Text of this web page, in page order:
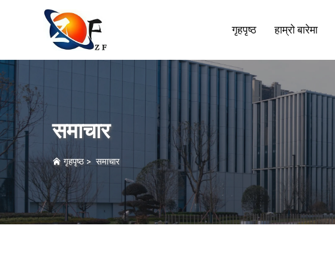
गृहपृष्ठ हाम्रो बारेमा
समाचार
गृहपृष्ठ>समाचार